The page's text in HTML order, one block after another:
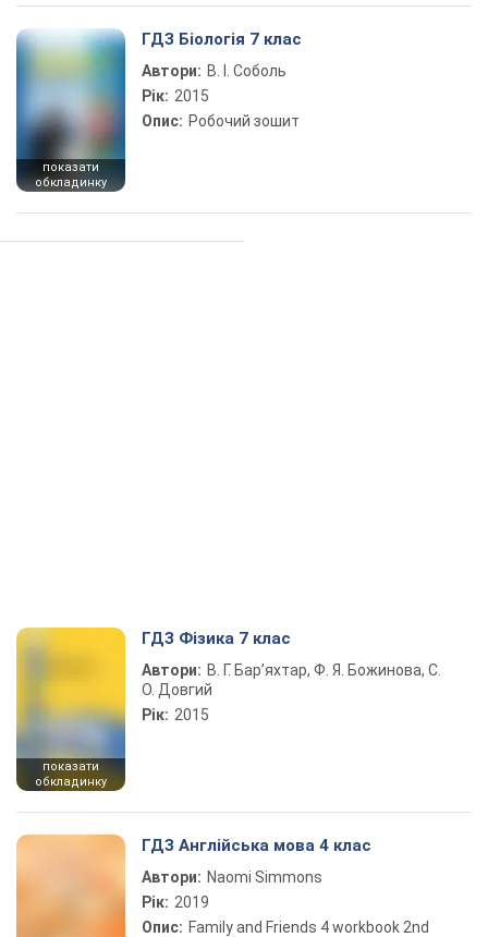
показати
обкладинку
ГДЗ Біологія 7 клас
Автори: В. І. Соболь
Рік: 2015
Опис: Робочий зошит
показати
обкладинку
ГДЗ Фізика 7 клас
Автори: В. Г. Бар’яхтар, Ф. Я. Божинова, С.
О. Довгий
Рік: 2015
ГДЗ Англійська мова 4 клас
Автори: Naomi Simmons
Рік: 2019
Опис: Family and Friends 4 workbook 2nd